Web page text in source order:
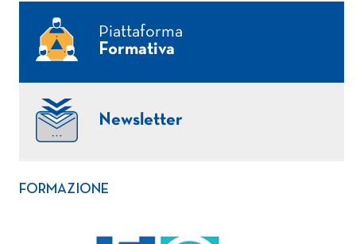
Piattaforma
Formativa
Newsletter
FORMAZIONE